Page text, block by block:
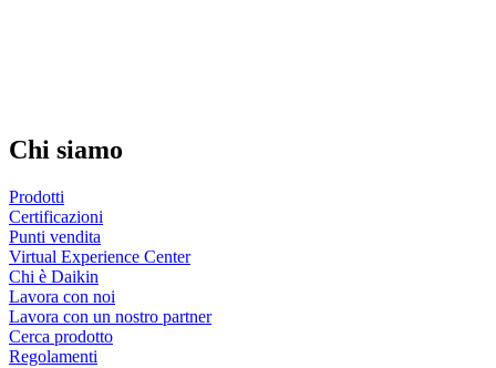
Chi siamo
Prodotti
Certificazioni
Punti vendita
Virtual Experience Center
Chi è Daikin
Lavora con noi
Lavora con un nostro partner
Cerca prodotto
Regolamenti